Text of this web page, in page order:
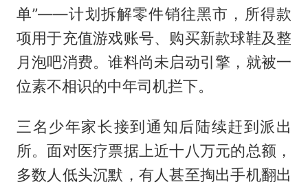
单”——计划拆解零件销往黑市，所得款
项用于充值游戏账号、购买新款球鞋及整
月泡吧消费。谁料尚未启动引擎，就被一
位素不相识的中年司机拦下。
三名少年家长接到通知后陆续赶到派出
所。面对医疗票据上近十八万元的总额，
多数人低头沉默，有人甚至掏出手机翻出